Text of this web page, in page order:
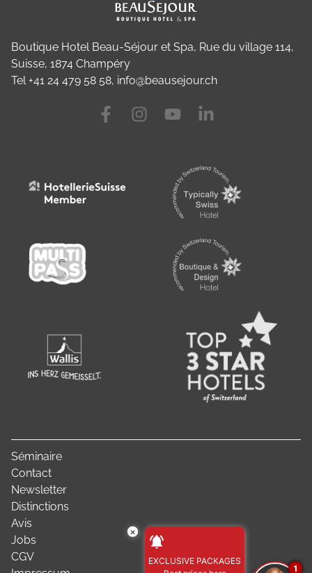
Boutique Hotel Beau-Séjour et Spa, Rue du village 114,
Suisse, 1874 Champéry
Tel +41 24 479 58 58, info@beausejour.ch
Visit us at Facebook
Visit us at Instagram
Visit us at Youtube
Visit us at Linkedin
Séminaire
Contact
Newsletter
Distinctions
Avis
Jobs
CGV
×
EXCLUSIVE PACKAGES
1